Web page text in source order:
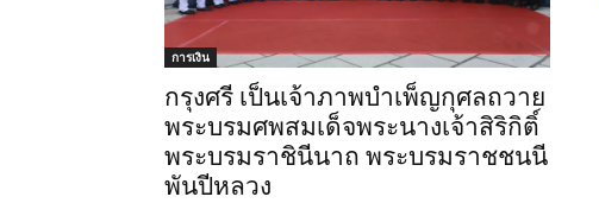
การเงิน
กรุงศรี เป็นเจ้าภาพบำเพ็ญกุศลถวาย
พระบรมศพสมเด็จพระนางเจ้าสิริกิติ์
พระบรมราชินีนาถ พระบรมราชชนนี
พันปีหลวง